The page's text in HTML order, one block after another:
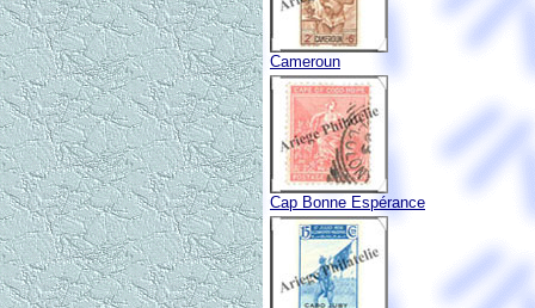
Cameroun
Cap Bonne Espérance